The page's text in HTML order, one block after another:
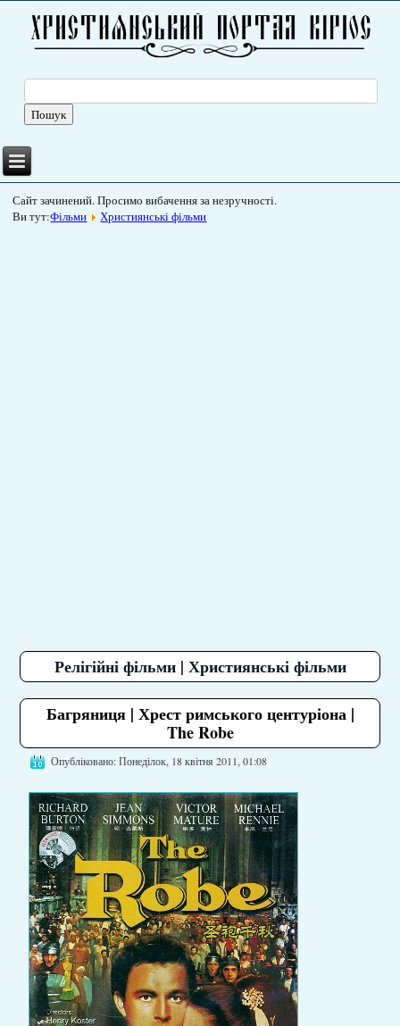
Сайт зачинений. Просимо вибачення за незручності.
Ви тут:Фільми Християнські фільми
Релігійні фільми | Християнські фільми
Багряниця | Хрест римського центуріона |
The Robe
Опубліковано: Понеділок, 18 квітня 2011, 01:08